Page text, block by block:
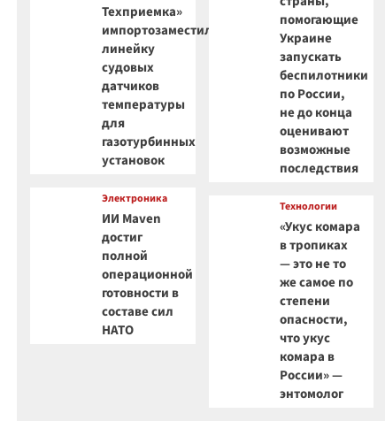
Техприемка»
импортозаместила
линейку
судовых
датчиков
температуры
для
газотурбинных
установок
Электроника
ИИ Maven
достиг
полной
операционной
готовности в
составе сил
НАТО
помогающие
Украине
запускать
беспилотники
по России,
не до конца
оценивают
возможные
последствия
Технологии
«Укус комара
в тропиках
— это не то
же самое по
степени
опасности,
что укус
комара в
России» —
энтомолог